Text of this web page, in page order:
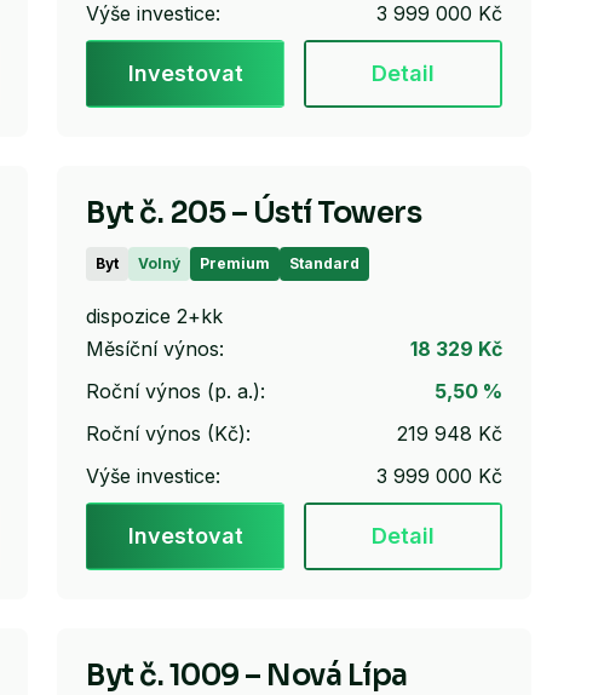
Výše investice:
3 999 000 Kč
Investovat Detail
Byt č. 205 – Ústí Towers
Byt Volný Premium Standard
dispozice 2+kk
Měsíční výnos:
18 329 Kč
Roční výnos (p. a.):
5,50 %
Roční výnos (Kč):
219 948 Kč
Výše investice:
3 999 000 Kč
Investovat Detail
Byt č. 1009 – Nová Lípa